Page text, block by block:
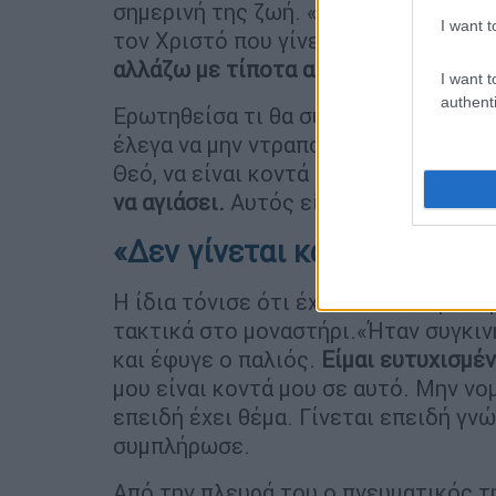
I want
I want
σημερινή της ζωή. «Είναι
τον Χριστό που γίνεται καθημερινά
αλλάζω με τίποτα αυτή τη ζωή
».
Ερωτηθείσα τι θα συμβούλευε τους
έλεγα να μην ντραπούν ποτέ να
Θεό, να είναι κοντά στην Εκκλησία.
να αγιάσει. Αυτός είναι ο σκοπός
«Δεν γίνεται κανείς
Η ίδια τόνισε ότι έχει στο πλευρό
τακτικά στο μοναστήρι.«Ήταν
και έφυγε ο παλιός. Είμαι
μου είναι κοντά μου σε αυτό. Μην
επειδή έχει θέμα. Γίνεται επειδή
συμπλήρωσε.